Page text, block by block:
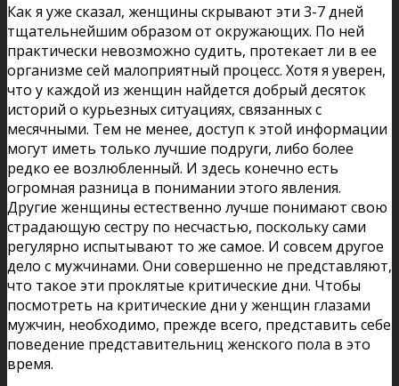
Как я уже сказал, женщины скрывают эти 3-7 дней
тщательнейшим образом от окружающих. По ней
практически невозможно судить, протекает ли в ее
организме сей малоприятный процесс. Хотя я уверен,
что у каждой из женщин найдется добрый десяток
историй о курьезных ситуациях, связанных с
месячными. Тем не менее, доступ к этой информации
могут иметь только лучшие подруги, либо более
редко ее возлюбленный. И здесь конечно есть
огромная разница в понимании этого явления.
Другие женщины естественно лучше понимают свою
страдающую сестру по несчастью, поскольку сами
регулярно испытывают то же самое. И совсем другое
дело с мужчинами. Они совершенно не представляют,
что такое эти проклятые критические дни. Чтобы
посмотреть на критические дни у женщин глазами
мужчин, необходимо, прежде всего, представить себе
поведение представительниц женского пола в это
время.